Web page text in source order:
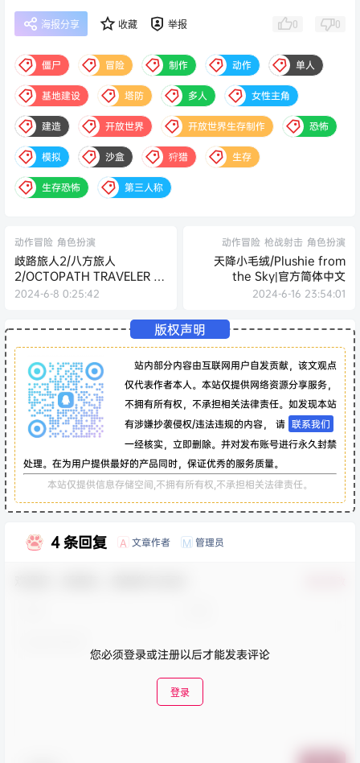
海报分享 收藏 举报 0 0
僵尸 冒险 制作 动作 单人
基地建设 塔防 多人 女性主角
建造 开放世界 开放世界生存制作 恐怖
模拟 沙盒 狩猎 生存
生存恐怖 第三人称
动作冒险 角色扮演
歧路旅人2/八方旅人
2/OCTOPATH TRAVELER II|
官方简体中文
2024-6-8 0:25:42
动作冒险 枪战射击 角色扮演
天降小毛绒/Plushie from
the Sky|官方简体中文
2024-6-16 23:54:01
版权声明
站内部分内容由互联网用户自发贡献，该文观点
仅代表作者本人。本站仅提供网络资源分享服务，
不拥有所有权，不承担相关法律责任。如发现本站
有涉嫌抄袭侵权/违法违规的内容， 请 联系我们
一经核实，立即删除。并对发布账号进行永久封禁
处理。在为用户提供最好的产品同时，保证优秀的服务质量。
本站仅提供信息存储空间,不拥有所有权,不承担相关法律责任。
4 条回复 A 文章作者 M 管理员
您必须登录或注册以后才能发表评论
登录